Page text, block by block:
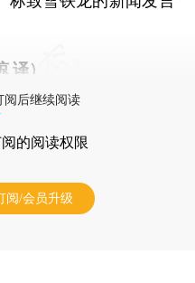
译）
阅后继续阅读
的阅读权限
阅/会员升级